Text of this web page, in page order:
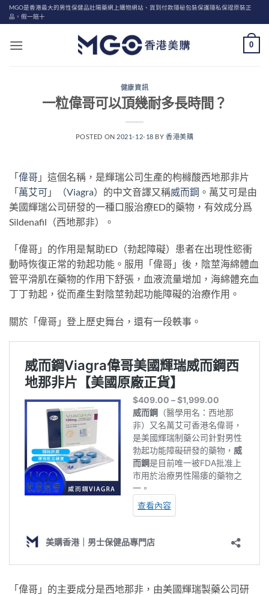
Skip
to
MGO是香港最大的男性保健品壯陽藥網上購物網站、貨到付款隱秘包裝保護隱私保證原裝正
品，假一賠十
0
健康資訊
一粒偉哥可以頂幾耐多長時間？
POSTED ON 2021-12-18 BY香港美購
「偉哥 」這個名稱，是輝瑞公司生產的枸櫞酸西地那非片
「萬艾可 」（Viagra）的中文音譯又稱威而鋼 。萬艾可是由
美國輝瑞公司研發的一種口服治療ED的藥物，有效成分爲
Sildenafil（西地那非）。
「偉哥」的作用是幫助ED（勃起障礙）患者在出現性慾衝
動時恢復正常的勃起功能。服用「偉哥」後，陰莖海綿體血
管平滑肌在藥物的作用下舒張，血液流量增加，海綿體充血
丁丁勃起，從而產生對陰莖勃起功能障礙的治療作用。
關於「偉哥」登上歷史舞台，還有一段軼事。
「偉哥」的主要成分是西地那非，由美國輝瑞製藥公司研